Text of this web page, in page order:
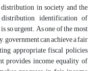
in society and the
identification of
so urgent. As one of the most
can achieve a fair
appropriate fiscal policies
provides income equality of